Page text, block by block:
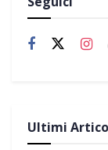
Ultimi